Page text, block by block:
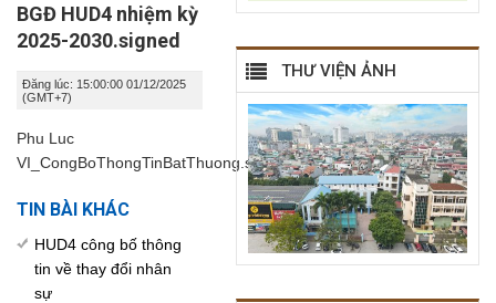
BGĐ HUD4 nhiệm kỳ
2025-2030.signed
Đăng lúc: 15:00:00 01/12/2025
(GMT+7)
Phu Luc
VI_CongBoThongTinBatThuong.signed.pdf
TIN BÀI KHÁC
HUD4 công bố thông
tin về thay đổi nhân
sự
THƯ VIỆN ẢNH